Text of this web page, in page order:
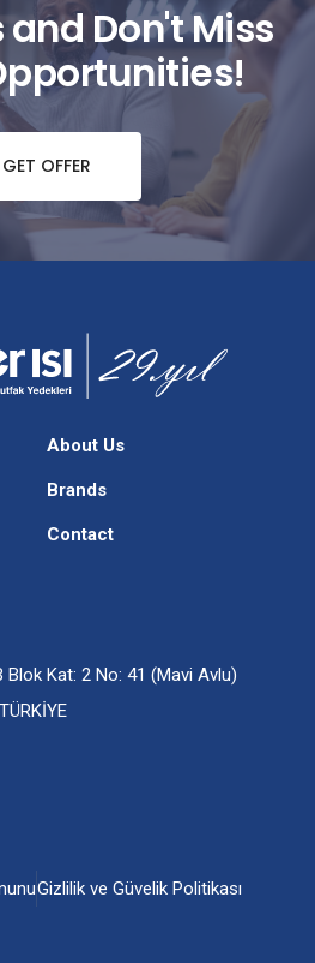
Don't Miss
GET OFFER
About Us
Brands
Contact
Kat: 2 No: 41 (Mavi Avlu)
Gizlilik ve Güvelik Politikası